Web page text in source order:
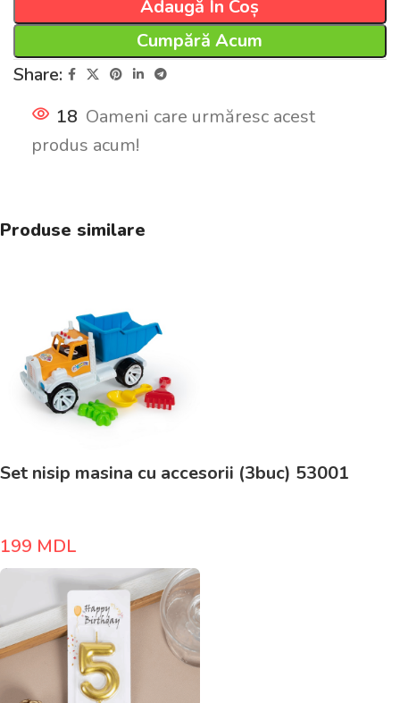
Adaugă În Coș
Cumpără Acum
Share:
18 Oameni care urmăresc acest
produs acum!
Produse similare
Set nisip masina cu accesorii (3buc) 53001
199 MDL